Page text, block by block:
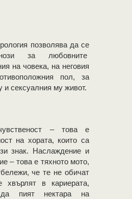
позволява да се
за любовните
на човека, на неговия
пол, за
и сексуалния му живот.
– това е
на хората, които са
знак. Наслаждение и
– това е тяхното мото,
че те не обичат
хвърлят в кариерата,
да пият нектара на